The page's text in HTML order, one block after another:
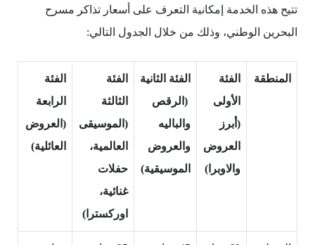
تتيح هذه الخدمة إمكانية التعرف على أسعار تذاكر مسرح
البحرين الوطني، وذلك من خلال الجدول التالي:
المنطقة
الفئة
الأولى
(أبرز
العروض
والاوبرا)
الفئة الثانية
(الرقص
والباليه
والعروض
الموسيقية)
الفئة
الثالثة
(الموسيقى
العالمية،
حفلات
غنائية،
اوركسترا)
الفئة
الرابعة
(العروض
العائلية)